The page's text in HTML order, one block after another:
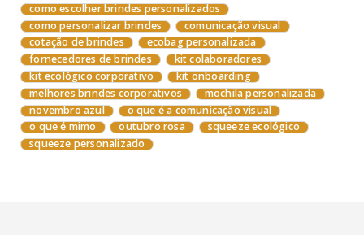
como escolher brindes personalizados
como personalizar brindes
comunicação visual
cotação de brindes
ecobag personalizada
fornecedores de brindes
kit colaboradores
kit ecológico corporativo
kit onboarding
melhores brindes corporativos
mochila personalizada
novembro azul
o que é a comunicação visual
o que é mimo
outubro rosa
squeeze ecológico
squeeze personalizado